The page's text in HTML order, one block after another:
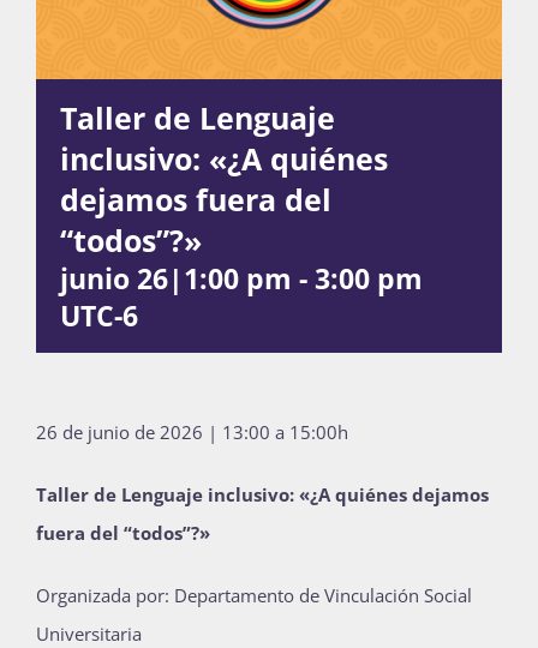
Recursos
Súmate
Publicaciones
Taller de Lenguaje
inclusivo: «¿A quiénes
dejamos fuera del
“todos”?»
junio 26|1:00 pm -3:00 pm
UTC-6
26 de junio de 2026 | 13:00 a 15:00h
Taller de Lenguaje inclusivo: «¿A quiénes dejamos
fuera del “todos”?»
Organizada por: Departamento de Vinculación Social
Universitaria